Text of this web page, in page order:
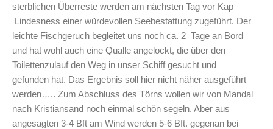
sterblichen Überreste werden am nächsten Tag vor Kap
Lindesness einer würdevollen Seebestattung zugeführt. Der
leichte Fischgeruch begleitet uns noch ca. 2 Tage an Bord
und hat wohl auch eine Qualle angelockt, die über den
Toilettenzulauf den Weg in unser Schiff gesucht und
gefunden hat. Das Ergebnis soll hier nicht näher ausgeführt
werden….. Zum Abschluss des Törns wollen wir von Mandal
nach Kristiansand noch einmal schön segeln. Aber aus
angesagten 3-4 Bft am Wind werden 5-6 Bft. gegenan bei